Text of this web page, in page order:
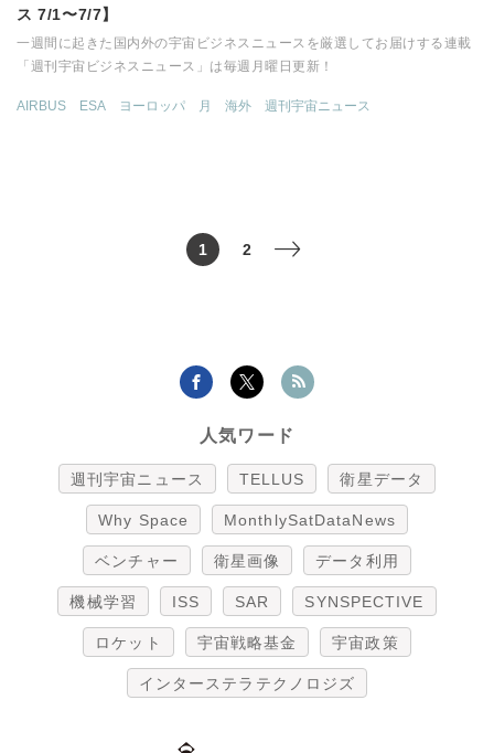
ス 7/1〜7/7】
一週間に起きた国内外の宇宙ビジネスニュースを厳選してお届けする連載
「週刊宇宙ビジネスニュース」は毎週月曜日更新！
AIRBUS ESA ヨーロッパ 月 海外 週刊宇宙ニュース
1 2 >
人気ワード
週刊宇宙ニュース TELLUS 衛星データ
Why Space MonthlySatDataNews
ベンチャー 衛星画像 データ利用
機械学習 ISS SAR SYNSPECTIVE
ロケット 宇宙戦略基金 宇宙政策
インターステラテクノロジズ